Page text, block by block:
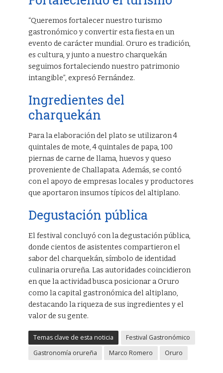
“Queremos fortalecer nuestro turismo
gastronómico y convertir esta fiesta en un
evento de carácter mundial. Oruro es tradición,
es cultura, y junto a nuestro charquekán
seguimos fortaleciendo nuestro patrimonio
intangible”, expresó Fernández.
Ingredientes del
charquekán
Para la elaboración del plato se utilizaron 4
quintales de mote, 4 quintales de papa, 100
piernas de carne de llama, huevos y queso
proveniente de Challapata. Además, se contó
con el apoyo de empresas locales y productores
que aportaron insumos típicos del altiplano.
Degustación pública
El festival concluyó con la degustación pública,
donde cientos de asistentes compartieron el
sabor del charquekán, símbolo de identidad
culinaria orureña. Las autoridades coincidieron
en que la actividad busca posicionar a Oruro
como la capital gastronómica del altiplano,
destacando la riqueza de sus ingredientes y el
valor de su gente.
Temas clave de esta noticia
Festival Gastronómico
Gastronomía orureña
Marco Romero Oruro